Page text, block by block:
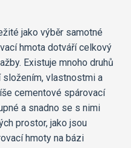
jako výběr samotné
hmota dotváří celkový
Existuje mnoho druhů
vlastnostmi a
cementové spárovací
a snadno se s nimi
prostor, jako jsou
hmoty na bázi